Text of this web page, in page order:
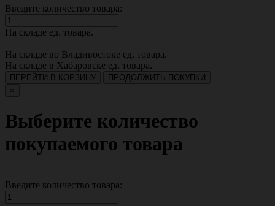
Введите количество товара:
На складе ед. товара.
На складе во Владивостоке ед. товара.
На складе в Хабаровске ед. товара.
ПЕРЕЙТИ В КОРЗИНУ
ПРОДОЛЖИТЬ ПОКУПКИ
×
Выберите количество
покупаемого товара
Введите количество товара: